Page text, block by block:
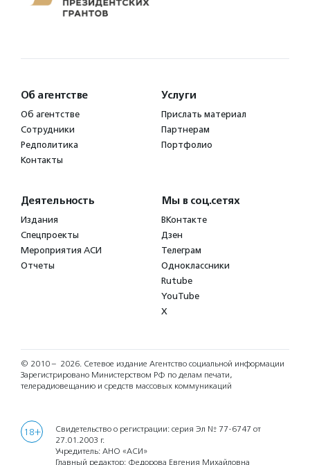
Об агентстве
Об агентстве
Сотрудники
Редполитика
Контакты
Услуги
Прислать материал
Партнерам
Портфолио
Деятельность
Издания
Спецпроекты
Мероприятия АСИ
Отчеты
Мы в соц.сетях
ВКонтакте
Дзен
Телеграм
Одноклассники
Rutube
YouTube
X
© 2010 – 2026. Сетевое издание Агентство социальной информации
Зарегистрировано Министерством РФ по делам печати,
телерадиовещанию и средств массовых коммуникаций
18+
Свидетельство о регистрации: серия Эл № 77-6747 от
27.01.2003 г.
Учредитель: АНО «АСИ»
Главный редактор: Федорова Евгения Михайловна